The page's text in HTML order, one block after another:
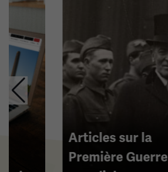
diapositives
des
liens.
Utilisez
les
flèches
gauche
Articles sur la
Première Guerre